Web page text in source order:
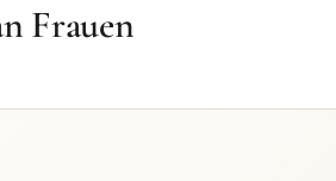
Frauen